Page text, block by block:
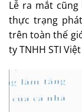
Lễ ra mắt cũng
thực trạng
trên toàn thế
ty TNHH STI